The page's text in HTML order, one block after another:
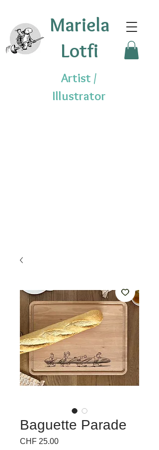
Mariela
Lotfi
Artist /
Illustrator
Baguette Parade
CHF 25.00Price